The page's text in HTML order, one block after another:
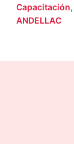
Capacitación,
ANDELLAC